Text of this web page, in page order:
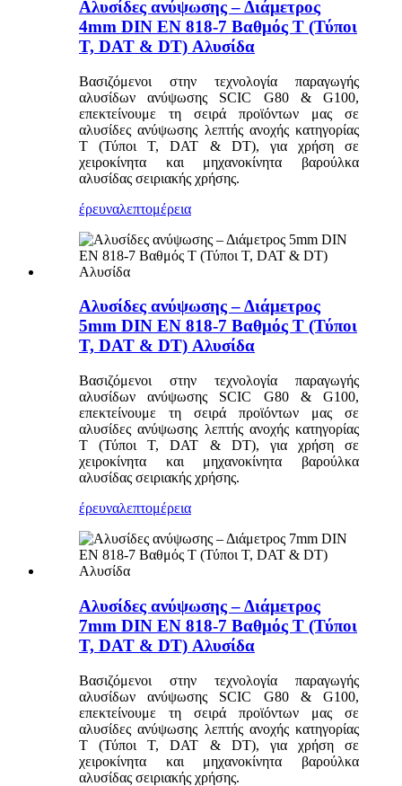
Αλυσίδες ανύψωσης – Διάμετρος
4mm DIN EN 818-7 Βαθμός T (Τύποι
T, DAT & DT) Αλυσίδα
Βασιζόμενοι στην τεχνολογία παραγωγής
αλυσίδων ανύψωσης SCIC G80 & G100,
επεκτείνουμε τη σειρά προϊόντων μας σε
αλυσίδες ανύψωσης λεπτής ανοχής κατηγορίας
T (Τύποι T, DAT & DT), για χρήση σε
χειροκίνητα και μηχανοκίνητα βαρούλκα
αλυσίδας σειριακής χρήσης.
έρευναλεπτομέρεια
Αλυσίδες ανύψωσης – Διάμετρος
5mm DIN EN 818-7 Βαθμός T (Τύποι
T, DAT & DT) Αλυσίδα
Βασιζόμενοι στην τεχνολογία παραγωγής
αλυσίδων ανύψωσης SCIC G80 & G100,
επεκτείνουμε τη σειρά προϊόντων μας σε
αλυσίδες ανύψωσης λεπτής ανοχής κατηγορίας
T (Τύποι T, DAT & DT), για χρήση σε
χειροκίνητα και μηχανοκίνητα βαρούλκα
αλυσίδας σειριακής χρήσης.
έρευναλεπτομέρεια
Αλυσίδες ανύψωσης – Διάμετρος
7mm DIN EN 818-7 Βαθμός T (Τύποι
T, DAT & DT) Αλυσίδα
Βασιζόμενοι στην τεχνολογία παραγωγής
αλυσίδων ανύψωσης SCIC G80 & G100,
επεκτείνουμε τη σειρά προϊόντων μας σε
αλυσίδες ανύψωσης λεπτής ανοχής κατηγορίας
T (Τύποι T, DAT & DT), για χρήση σε
χειροκίνητα και μηχανοκίνητα βαρούλκα
αλυσίδας σειριακής χρήσης.